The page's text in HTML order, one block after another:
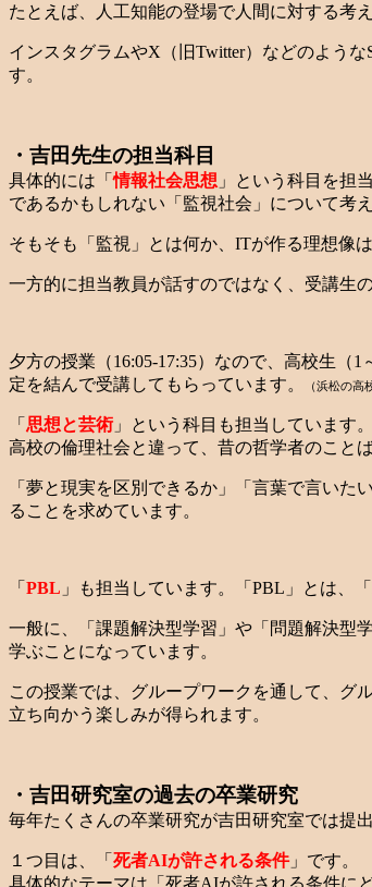
たとえば、人工知能の登場で人間に対する考
インスタグラムやX（旧Twitter）などのよう
す。
・吉田先生の担当科目
具体的には「情報社会思想 」という科目を担
であるかもしれない「監視社会」について考え
そもそも「監視」とは何か、ITが作る理想像
一方的に担当教員が話すのではなく、受講生
夕方の授業（16:05-17:35）なので、高校生（
定を結んで受講してもらっています。
（浜松の高
「 思想と芸術 」という科目も担当しています。
高校の倫理社会と違って、昔の哲学者のこと
「夢と現実を区別できるか」「言葉で言い
ることを求めています。
「 PBL 」も担当しています。「PBL」とは、「
一般に、「課題解決型学習」や「問題解決型
学ぶことになっています。
この授業では、グループワークを通して、グ
立ち向かう楽しみが得られます。
・吉田研究室の過去の卒業研究
毎年たくさんの卒業研究が吉田研究室では提
１つ目は、「 死者AIが許される条件」です。
具体的なテーマは「死者AIが許される条件に